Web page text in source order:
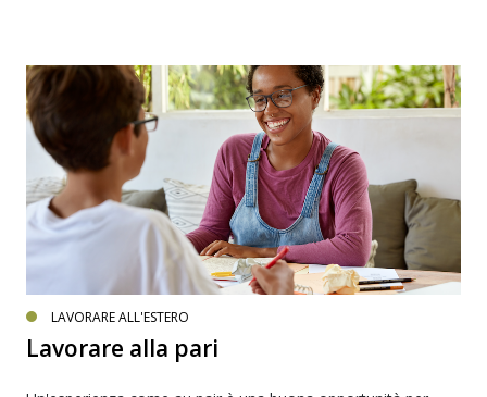
LAVORARE ALL'ESTERO
Lavorare alla pari